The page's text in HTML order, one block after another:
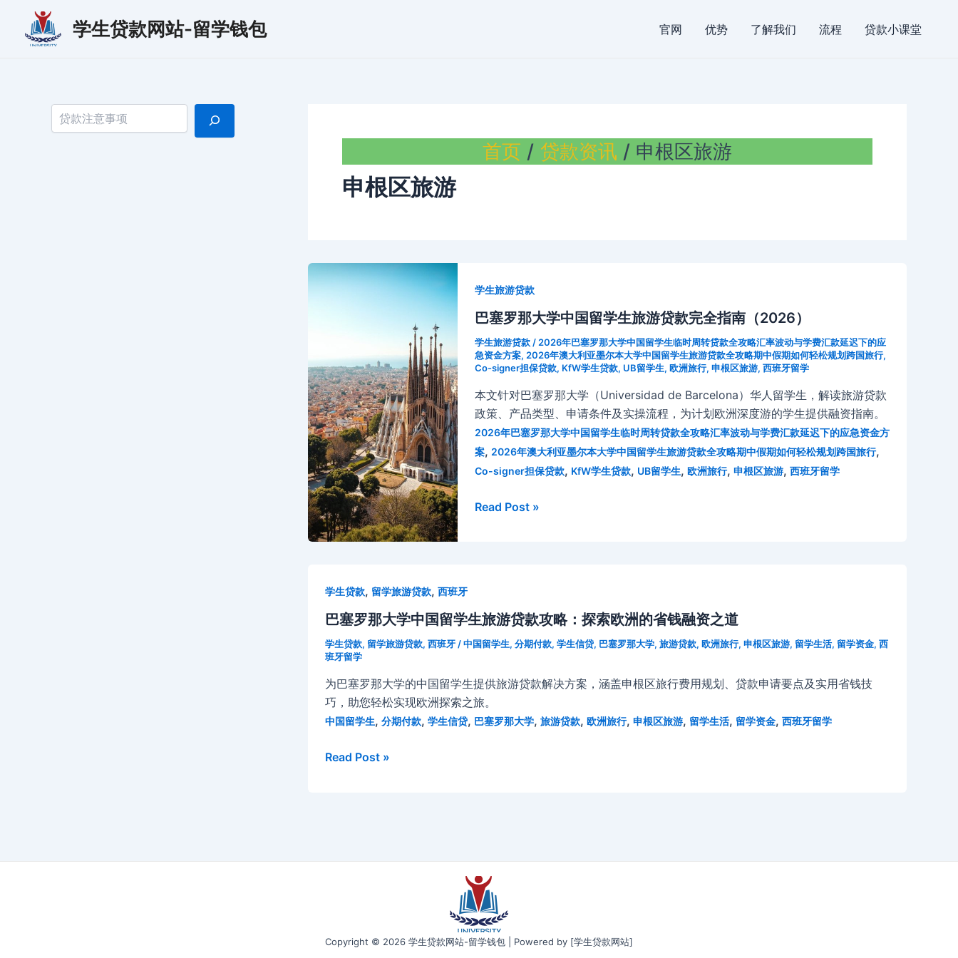
学生贷款网站-留学钱包 官网 优势 了解我们 流程 贷款小课堂
搜索
首页 贷款资讯 申根区旅游
申根区旅游
学生旅游贷款
巴塞罗那大学中国留学生旅游贷款完全指南（2026）
学生旅游贷款 / 2026年巴塞罗那大学中国留学生临时周转贷款全攻略汇率波动与学费汇款延迟下的应
急资金方案, 2026年澳大利亚墨尔本大学中国留学生旅游贷款全攻略期中假期如何轻松规划跨国旅行,
Co-signer担保贷款, KfW学生贷款, UB留学生, 欧洲旅行, 申根区旅游, 西班牙留学
本文针对巴塞罗那大学（Universidad de Barcelona）华人留学生，解读旅游贷款
政策、产品类型、申请条件及实操流程，为计划欧洲深度游的学生提供融资指南。
2026年巴塞罗那大学中国留学生临时周转贷款全攻略汇率波动与学费汇款延迟下的应急资金方
案, 2026年澳大利亚墨尔本大学中国留学生旅游贷款全攻略期中假期如何轻松规划跨国旅行,
Co-signer担保贷款, KfW学生贷款, UB留学生, 欧洲旅行, 申根区旅游, 西班牙留学
巴
中
生
旅
游
Read Post »
学生贷款, 留学旅游贷款, 西班牙
巴塞罗那大学中国留学生旅游贷款攻略：探索欧洲的省钱融资之道
学生贷款, 留学旅游贷款, 西班牙 /中国留学生, 分期付款, 学生信贷, 巴塞罗那大学, 旅游贷款, 欧洲旅行, 申根区旅游, 留学生活, 留学资金, 西
班牙留学
为巴塞罗那大学的中国留学生提供旅游贷款解决方案，涵盖申根区旅行费用规划、贷款申请要点及实用省钱技
巧，助您轻松实现欧洲探索之旅。
中国留学生, 分期付款, 学生信贷, 巴塞罗那大学, 旅游贷款, 欧洲旅行, 申根区旅游, 留学生活, 留学资金, 西班牙留学
巴
生
Read Post »
Copyright © 2026 学生贷款网站-留学钱包 | Powered by [学生贷款网站]